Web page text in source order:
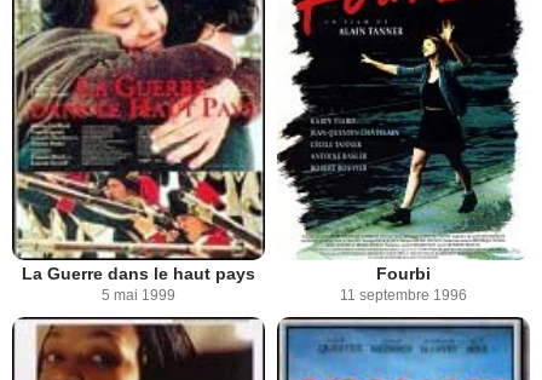
La Guerre dans le haut pays
5 mai 1999
Fourbi
11 septembre 1996